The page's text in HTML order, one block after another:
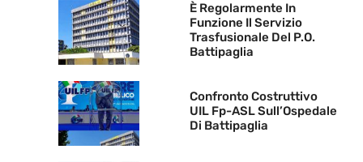
È Regolarmente In
Funzione Il Servizio
Trasfusionale Del P.O.
Battipaglia
Confronto Costruttivo
UIL Fp-ASL Sull’Ospedale
Di Battipaglia